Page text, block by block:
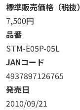
標準販売価格（税抜）
7,500円
品番
STM-E05P-05L
JANコード
4937897126765
発売日
2010/09/21